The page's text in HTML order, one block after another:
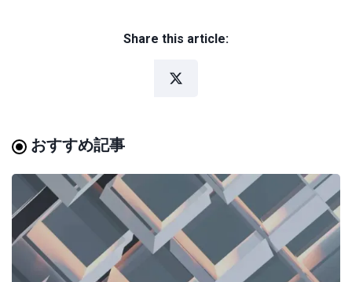
Share this article:
おすすめ記事